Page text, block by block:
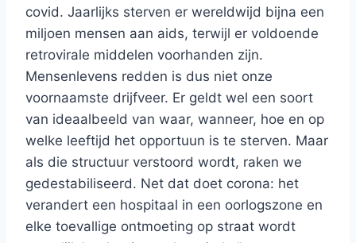
covid. Jaarlijks sterven er wereldwijd bijna een
miljoen mensen aan aids, terwijl er voldoende
retrovirale middelen voorhanden zijn.
Mensenlevens redden is dus niet onze
voornaamste drijfveer. Er geldt wel een soort
van ideaalbeeld van waar, wanneer, hoe en op
welke leeftijd het opportuun is te sterven. Maar
als die structuur verstoord wordt, raken we
gedestabiliseerd. Net dat doet corona: het
verandert een hospitaal in een oorlogszone en
elke toevallige ontmoeting op straat wordt